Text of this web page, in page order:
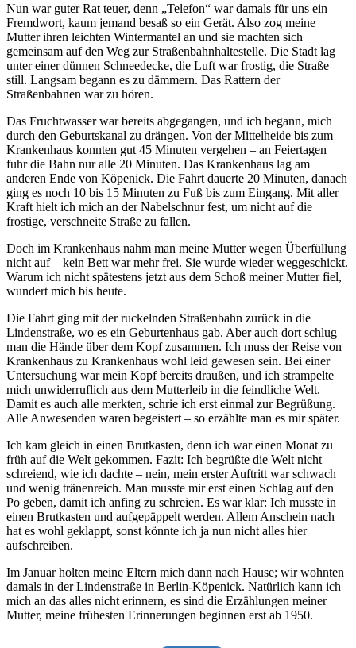
Nun war guter Rat teuer, denn „Telefon“ war damals für uns ein
Fremdwort, kaum jemand besaß so ein Gerät. Also zog meine
Mutter ihren leichten Wintermantel an und sie machten sich
gemeinsam auf den Weg zur Straßenbahnhaltestelle. Die Stadt lag
unter einer dünnen Schneedecke, die Luft war frostig, die Straße
still. Langsam begann es zu dämmern. Das Rattern der
Straßenbahnen war zu hören.
Das Fruchtwasser war bereits abgegangen, und ich begann, mich
durch den Geburtskanal zu drängen. Von der Mittelheide bis zum
Krankenhaus konnten gut 45 Minuten vergehen – an Feiertagen
fuhr die Bahn nur alle 20 Minuten. Das Krankenhaus lag am
anderen Ende von Köpenick. Die Fahrt dauerte 20 Minuten, danach
ging es noch 10 bis 15 Minuten zu Fuß bis zum Eingang. Mit aller
Kraft hielt ich mich an der Nabelschnur fest, um nicht auf die
frostige, verschneite Straße zu fallen.
Doch im Krankenhaus nahm man meine Mutter wegen Überfüllung
nicht auf – kein Bett war mehr frei. Sie wurde wieder weggeschickt.
Warum ich nicht spätestens jetzt aus dem Schoß meiner Mutter fiel,
wundert mich bis heute.
Die Fahrt ging mit der ruckelnden Straßenbahn zurück in die
Lindenstraße, wo es ein Geburtenhaus gab. Aber auch dort schlug
man die Hände über dem Kopf zusammen. Ich muss der Reise von
Krankenhaus zu Krankenhaus wohl leid gewesen sein. Bei einer
Untersuchung war mein Kopf bereits draußen, und ich strampelte
mich unwiderruflich aus dem Mutterleib in die feindliche Welt.
Damit es auch alle merkten, schrie ich erst einmal zur Begrüßung.
Alle Anwesenden waren begeistert – so erzählte man es mir später.
Ich kam gleich in einen Brutkasten, denn ich war einen Monat zu
früh auf die Welt gekommen. Fazit: Ich begrüßte die Welt nicht
schreiend, wie ich dachte – nein, mein erster Auftritt war schwach
und wenig tränenreich. Man musste mir erst einen Schlag auf den
Po geben, damit ich anfing zu schreien. Es war klar: Ich musste in
einen Brutkasten und aufgepäppelt werden. Allem Anschein nach
hat es wohl geklappt, sonst könnte ich ja nun nicht alles hier
aufschreiben.
Im Januar holten meine Eltern mich dann nach Hause; wir wohnten
damals in der Lindenstraße in Berlin-Köpenick. Natürlich kann ich
mich an das alles nicht erinnern, es sind die Erzählungen meiner
Mutter, meine frühesten Erinnerungen beginnen erst ab 1950.